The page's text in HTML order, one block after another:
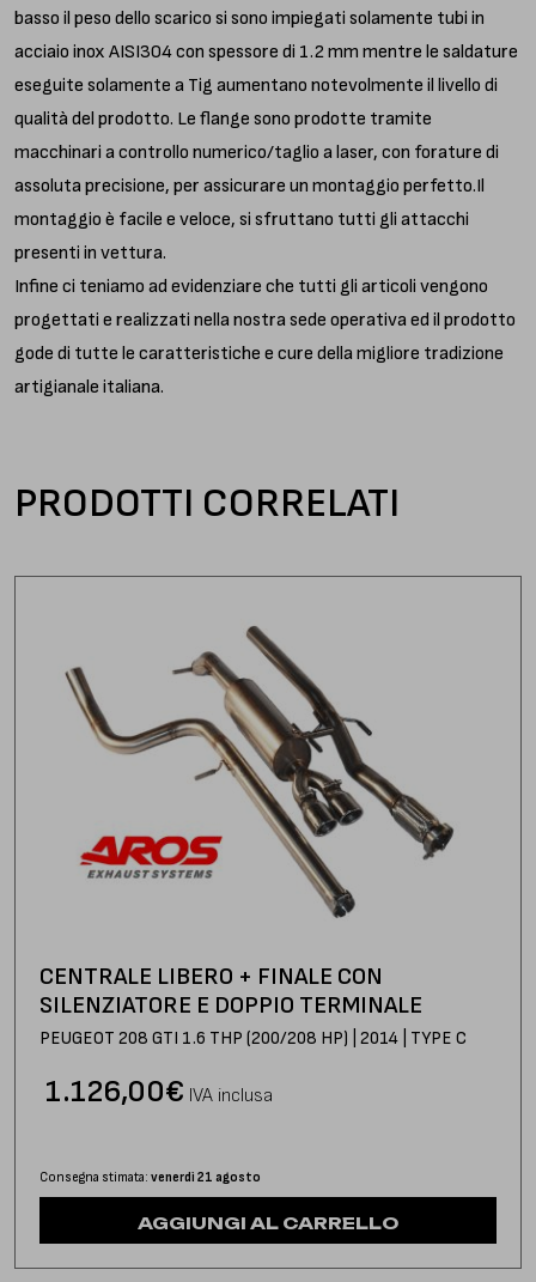
basso il peso dello scarico si sono impiegati solamente tubi in
acciaio inox AISI304 con spessore di 1.2 mm mentre le saldature
eseguite solamente a Tig aumentano notevolmente il livello di
qualità del prodotto. Le flange sono prodotte tramite
macchinari a controllo numerico/taglio a laser, con forature di
assoluta precisione, per assicurare un montaggio perfetto.Il
montaggio è facile e veloce, si sfruttano tutti gli attacchi
presenti in vettura.
Infine ci teniamo ad evidenziare che tutti gli articoli vengono
progettati e realizzati nella nostra sede operativa ed il prodotto
gode di tutte le caratteristiche e cure della migliore tradizione
artigianale italiana.
PRODOTTI CORRELATI
CENTRALE LIBERO + FINALE CON
SILENZIATORE E DOPPIO TERMINALE
PEUGEOT 208 GTI 1.6 THP (200/208 HP) | 2014 | TYPE C
€
1.126,00 IVA inclusa
Consegna stimata: venerdì 21 agosto
AGGIUNGI AL CARRELLO